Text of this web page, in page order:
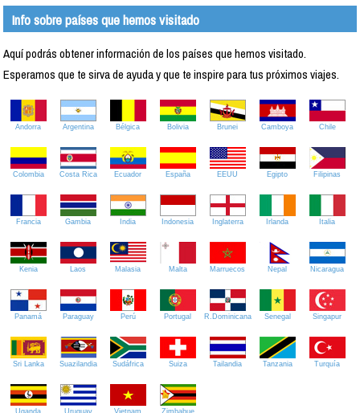
Info sobre países que hemos visitado
Aquí podrás obtener información de los países que hemos visitado.
Esperamos que te sirva de ayuda y que te inspire para tus próximos viajes.
Andorra Argentina Bélgica Bolivia Brunei Camboya Chile
Colombia Costa Rica Ecuador España EEUU Egipto Filipinas
Francia Gambia India Indonesia Inglaterra Irlanda Italia
Kenia Laos Malasia Malta Marruecos Nepal Nicaragua
Panamá Paraguay Perú Portugal R.Dominicana Senegal Singapur
Sri Lanka Suazilandia Sudáfrica Suiza Tailandia Tanzania Turquía
Uganda Uruguay Vietnam Zimbabue